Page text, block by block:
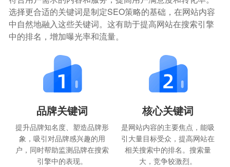
选择更合适的关键词是制定SEO策略的基础，在网站内容
中自然地融入这些关键词。这有助于提高网站在搜索引擎
中的排名，增加曝光率和流量。
品牌关键词
提升品牌知名度、塑造品牌形
象，吸引对品牌感兴趣的用
户，同时帮助监测品牌在搜索
引擎中的表现。
核心关键词
是网站内容的主要焦点，能吸
引大量目标受众，提高网站在
相关搜索中的排名。搜索量
大，竞争较激烈。